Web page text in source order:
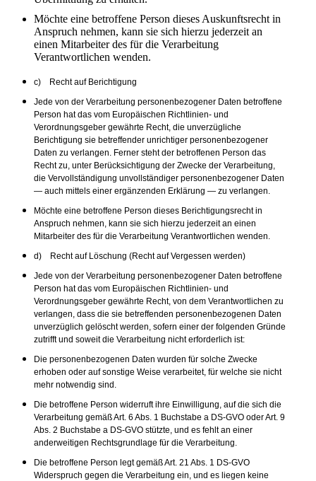
Möchte eine betroffene Person dieses Auskunftsrecht in
Anspruch nehmen, kann sie sich hierzu jederzeit an
einen Mitarbeiter des für die Verarbeitung
Verantwortlichen wenden.
c) Recht auf Berichtigung
Jede von der Verarbeitung personenbezogener Daten betroffene
Person hat das vom Europäischen Richtlinien- und
Verordnungsgeber gewährte Recht, die unverzügliche
Berichtigung sie betreffender unrichtiger personenbezogener
Daten zu verlangen. Ferner steht der betroffenen Person das
Recht zu, unter Berücksichtigung der Zwecke der Verarbeitung,
die Vervollständigung unvollständiger personenbezogener Daten
— auch mittels einer ergänzenden Erklärung — zu verlangen.
Möchte eine betroffene Person dieses Berichtigungsrecht in
Anspruch nehmen, kann sie sich hierzu jederzeit an einen
Mitarbeiter des für die Verarbeitung Verantwortlichen wenden.
d) Recht auf Löschung (Recht auf Vergessen werden)
Jede von der Verarbeitung personenbezogener Daten betroffene
Person hat das vom Europäischen Richtlinien- und
Verordnungsgeber gewährte Recht, von dem Verantwortlichen zu
verlangen, dass die sie betreffenden personenbezogenen Daten
unverzüglich gelöscht werden, sofern einer der folgenden Gründe
zutrifft und soweit die Verarbeitung nicht erforderlich ist:
Die personenbezogenen Daten wurden für solche Zwecke
erhoben oder auf sonstige Weise verarbeitet, für welche sie nicht
mehr notwendig sind.
Die betroffene Person widerruft ihre Einwilligung, auf die sich die
Verarbeitung gemäß Art. 6 Abs. 1 Buchstabe a DS-GVO oder Art. 9
Abs. 2 Buchstabe a DS-GVO stützte, und es fehlt an einer
anderweitigen Rechtsgrundlage für die Verarbeitung.
Die betroffene Person legt gemäß Art. 21 Abs. 1 DS-GVO
Widerspruch gegen die Verarbeitung ein, und es liegen keine